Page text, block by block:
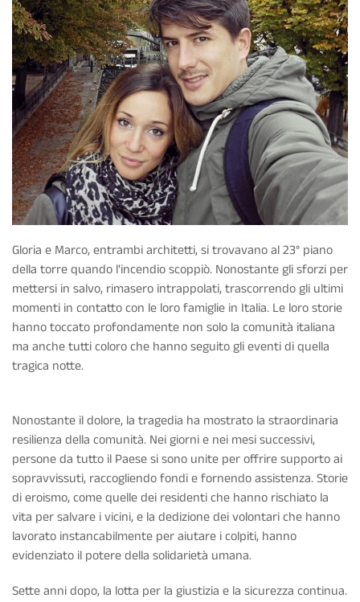
Gloria e Marco, entrambi architetti, si trovavano al 23° piano
della torre quando l'incendio scoppiò. Nonostante gli sforzi per
mettersi in salvo, rimasero intrappolati, trascorrendo gli ultimi
momenti in contatto con le loro famiglie in Italia. Le loro storie
hanno toccato profondamente non solo la comunità italiana
ma anche tutti coloro che hanno seguito gli eventi di quella
tragica notte.
Nonostante il dolore, la tragedia ha mostrato la straordinaria
resilienza della comunità. Nei giorni e nei mesi successivi,
persone da tutto il Paese si sono unite per offrire supporto ai
sopravvissuti, raccogliendo fondi e fornendo assistenza.Storie
di eroismo, come quelle dei residenti che hanno rischiato la
vita per salvare i vicini, e la dedizione dei volontari che hanno
lavorato instancabilmente per aiutare i colpiti, hanno
evidenziato il potere della solidarietà umana.
Sette anni dopo, la lotta per la giustizia e la sicurezza continua.